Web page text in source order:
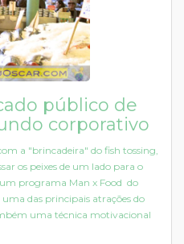
público de
corporativo
a "brincadeira" do fish tossing,
os peixes de um lado para o
programa Man x Food do
das principais atrações do
uma técnica motivacional